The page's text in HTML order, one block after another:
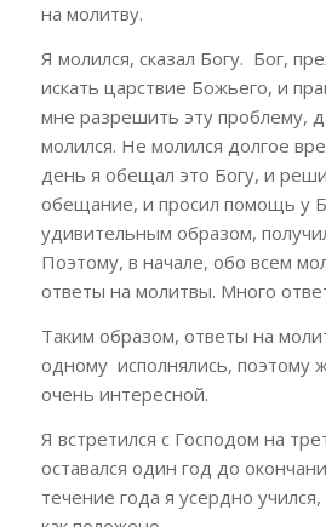
на молитву.
Я молился, сказал Богу. Бог,
искать царствие Божьего, и
мне разрешить эту проблему,
молился. Не молился долгое
день я обещал это Богу, и
обещание, и просил помощь у
удивительным образом,
Поэтому, в начале, обо всем
ответы на молитвы. Много
Таким образом, ответы на
одному исполнялись, поэтому
очень интересной.
Я встретился с Господом на
оставался один год до
течение года я усердно